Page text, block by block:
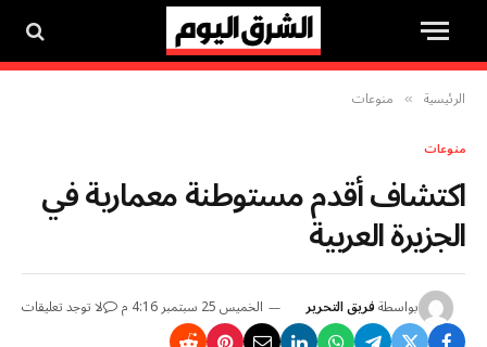
الرئيسية » منوعات
منوعات
اكتشاف أقدم مستوطنة معمارية في
الجزيرة العربية
بواسطةفريق التحرير الخميس 25 سبتمبر 4:16 م لا توجد تعليقات